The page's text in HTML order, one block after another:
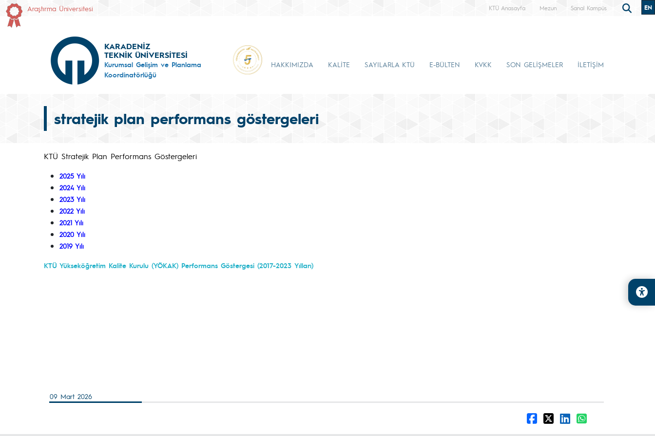
Araştırma Üniversitesi KTÜ Anasayfa Mezun Sanal Kampüs EN
KARADENİZ
TEKNİK ÜNİVERSİTESİ
Kurumsal Gelişim ve Planlama
Koordinatörlüğü
HAKKIMIZDA KALİTE SAYILARLA KTÜ E-BÜLTEN KVKK SON GELİŞMELER İLETİŞİM
stratejik plan performans göstergeleri
KTÜ Stratejik Plan Performans Göstergeleri
2025 Yılı
2024 Yılı
2023 Yılı
2022 Yılı
2021 Yılı
2020 Yılı
2019 Yılı
KTÜ Yükseköğretim Kalite Kurulu (YÖKAK) Performans Göstergesi (2017-2023 Yılları)
09 Mart 2026